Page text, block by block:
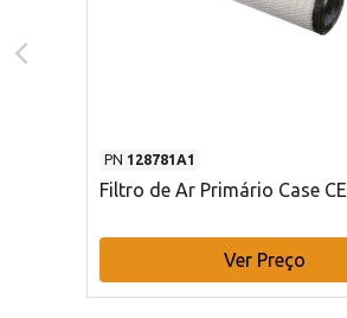
PN 128781A1
Filtro de Ar Primário Case CE
Ver Preço